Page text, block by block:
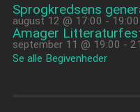
Sprogkredsens
august 12 @ 17:00 - 19:00
Amager
september 11 @ 19:00 -
Se alle Begivenheder